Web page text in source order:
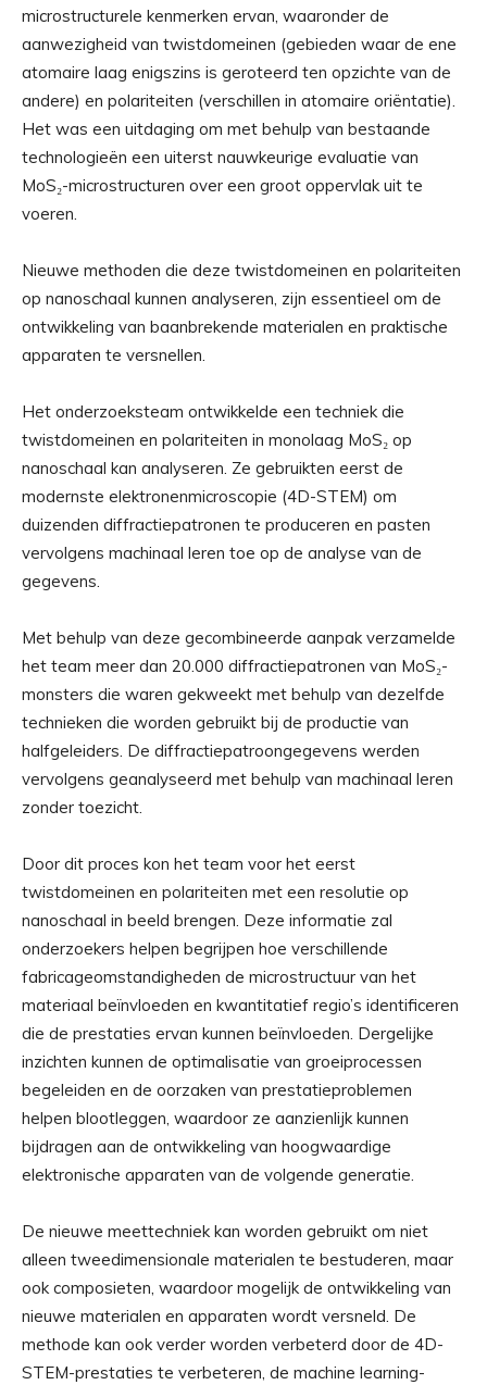
microstructurele kenmerken ervan, waaronder de
aanwezigheid van twistdomeinen (gebieden waar de ene
atomaire laag enigszins is geroteerd ten opzichte van de
andere) en polariteiten (verschillen in atomaire oriëntatie).
Het was een uitdaging om met behulp van bestaande
technologieën een uiterst nauwkeurige evaluatie van
MoS₂-microstructuren over een groot oppervlak uit te
voeren.
Nieuwe methoden die deze twistdomeinen en polariteiten
op nanoschaal kunnen analyseren, zijn essentieel om de
ontwikkeling van baanbrekende materialen en praktische
apparaten te versnellen.
Het onderzoeksteam ontwikkelde een techniek die
twistdomeinen en polariteiten in monolaag MoS₂ op
nanoschaal kan analyseren. Ze gebruikten eerst de
modernste elektronenmicroscopie (4D-STEM) om
duizenden diffractiepatronen te produceren en pasten
vervolgens machinaal leren toe op de analyse van de
gegevens.
Met behulp van deze gecombineerde aanpak verzamelde
het team meer dan 20.000 diffractiepatronen van MoS₂-
monsters die waren gekweekt met behulp van dezelfde
technieken die worden gebruikt bij de productie van
halfgeleiders. De diffractiepatroongegevens werden
vervolgens geanalyseerd met behulp van machinaal leren
zonder toezicht.
Door dit proces kon het team voor het eerst
twistdomeinen en polariteiten met een resolutie op
nanoschaal in beeld brengen. Deze informatie zal
onderzoekers helpen begrijpen hoe verschillende
fabricageomstandigheden de microstructuur van het
materiaal beïnvloeden en kwantitatief regio’s identificeren
die de prestaties ervan kunnen beïnvloeden. Dergelijke
inzichten kunnen de optimalisatie van groeiprocessen
begeleiden en de oorzaken van prestatieproblemen
helpen blootleggen, waardoor ze aanzienlijk kunnen
bijdragen aan de ontwikkeling van hoogwaardige
elektronische apparaten van de volgende generatie.
De nieuwe meettechniek kan worden gebruikt om niet
alleen tweedimensionale materialen te bestuderen, maar
ook composieten, waardoor mogelijk de ontwikkeling van
nieuwe materialen en apparaten wordt versneld. De
methode kan ook verder worden verbeterd door de 4D-
STEM-prestaties te verbeteren, de machine learning-